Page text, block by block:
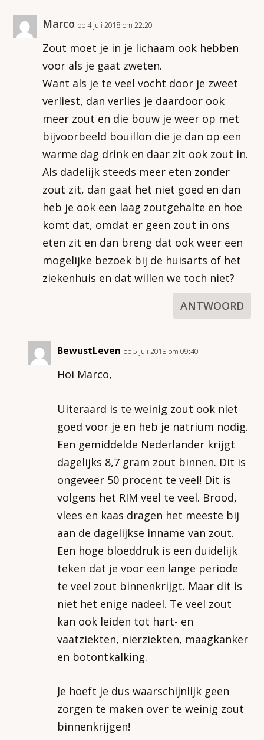
Marco op 4 juli 2018 om 22:20
Zout moet je in je lichaam ook hebben
voor als je gaat zweten.
Want als je te veel vocht door je zweet
verliest, dan verlies je daardoor ook
meer zout en die bouw je weer op met
bijvoorbeeld bouillon die je dan op een
warme dag drink en daar zit ook zout in.
Als dadelijk steeds meer eten zonder
zout zit, dan gaat het niet goed en dan
heb je ook een laag zoutgehalte en hoe
komt dat, omdat er geen zout in ons
eten zit en dan breng dat ook weer een
mogelijke bezoek bij de huisarts of het
ziekenhuis en dat willen we toch niet?
ANTWOORD
BewustLeven op 5 juli 2018 om 09:40
Hoi Marco,
Uiteraard is te weinig zout ook niet
goed voor je en heb je natrium nodig.
Een gemiddelde Nederlander krijgt
dagelijks 8,7 gram zout binnen. Dit is
ongeveer 50 procent te veel! Dit is
volgens het RIM veel te veel. Brood,
vlees en kaas dragen het meeste bij
aan de dagelijkse inname van zout.
Een hoge bloeddruk is een duidelijk
teken dat je voor een lange periode
te veel zout binnenkrijgt. Maar dit is
niet het enige nadeel. Te veel zout
kan ook leiden tot hart- en
vaatziekten, nierziekten, maagkanker
en botontkalking.
Je hoeft je dus waarschijnlijk geen
zorgen te maken over te weinig zout
binnenkrijgen!